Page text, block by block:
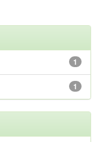
1
1